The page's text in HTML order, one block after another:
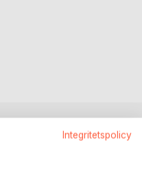
Integritetspolicy